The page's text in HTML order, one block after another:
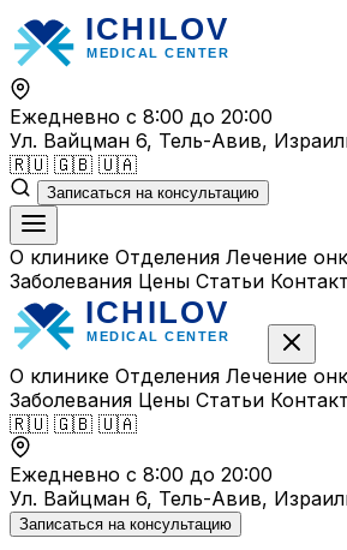
Перейти
к
содержимому
Ежедневно с 8:00 до 20:00
Ул. Вайцман 6, Тель-Авив,
🇷🇺 🇬🇧 🇺🇦
Записаться на консультацию
О клинике Отделения Лечение
Заболевания Цены Статьи
О клинике Отделения Лечение
Заболевания Цены Статьи
🇷🇺 🇬🇧 🇺🇦
Ежедневно с 8:00 до 20:00
Ул. Вайцман 6, Тель-Авив,
Записаться на консультацию